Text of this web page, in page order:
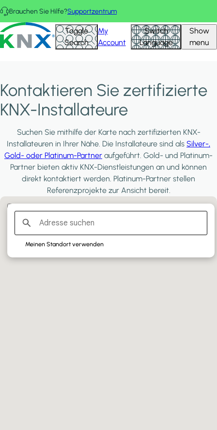
Direkt zum Inhalt
Brauchen Sie Hilfe?Supportzentrum
KNX - Homepage Toggle
Search
My
Account
Switch
Language
Show
menu
Kontaktieren Sie zertifizierte
KNX-Installateure
Suchen Sie mithilfe der Karte nach zertifizierten KNX-
Installateuren in Ihrer Nähe. Die Installateure sind als Silver-,
Gold- oder Platinum-Partner aufgeführt. Gold- und Platinum-
Partner bieten aktiv KNX-Dienstleistungen an und können
direkt kontaktiert werden. Platinum-Partner stellen
Referenzprojekte zur Ansicht bereit.
Filter:PLATINUM PARTNERS GOLD PARTNERS
SILVER PARTNERS
Meinen Standort verwenden